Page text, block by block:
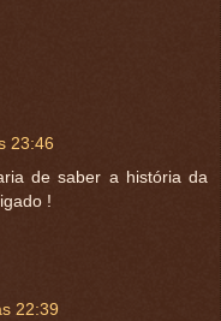
23:46
de saber a história da
!
22:39